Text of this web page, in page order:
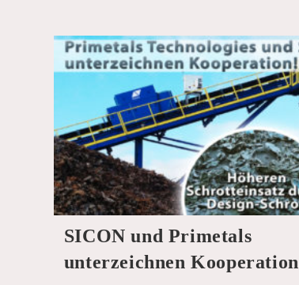
SICON und Primetals
unterzeichnen Kooperation